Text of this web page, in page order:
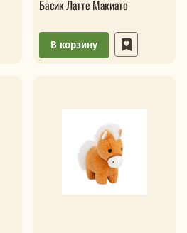
Басик Латте Макиато
В корзину